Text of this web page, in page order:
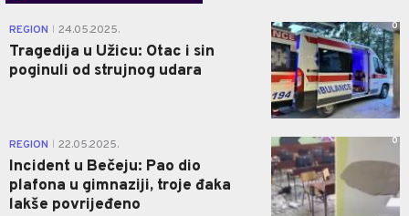
REGION 24.05.2025.
Tragedija u Užicu: Otac i sin
poginuli od strujnog udara
0
REGION 22.05.2025.
Incident u Bečeju: Pao dio
plafona u gimnaziji, troje đaka
lakše povrijeđeno
0